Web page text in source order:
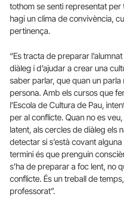
tothom se senti representat per
hagi un clima de convivència,
pertinença.
“Es tracta de preparar
diàleg i d’ajudar a crear una
saber parlar, que quan un parla
persona. Amb els cursos que
l’Escola de Cultura de Pau,
per al conflicte. Quan no es
latent, als cercles de diàleg els
detectar si s’està covant alguna
termini és que prenguin
s’ha de preparar a foc lent, no
conflicte. És un treball de
professorat”.